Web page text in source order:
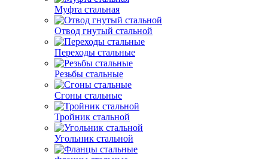
Муфта стальная
Отвод гнутый стальной
Переходы стальные
Резьбы стальные
Сгоны стальные
Тройник стальной
Угольник стальной